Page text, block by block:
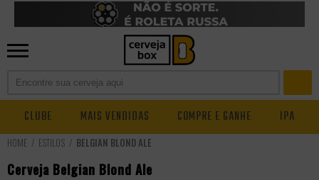
CLUBE MAIS VENDIDAS COMPRE E GANHE IPA
ESTILOS BELGIAN BLOND ALE
Cerveja Belgian Blond Ale